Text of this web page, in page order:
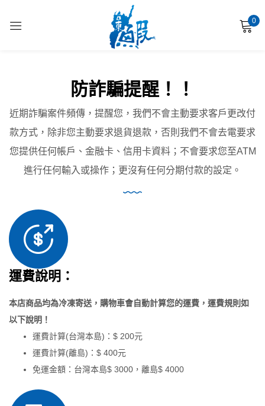
0
防詐騙提醒！！
近期詐騙案件頻傳，提醒您，我們不會主動要求客戶更改付
款方式，除非您主動要求退貨退款，否則我們不會去電要求
您提供任何帳戶、金融卡、信用卡資料；不會要求您至ATM
進行任何輸入或操作；更沒有任何分期付款的設定。
運費說明：
本店商品均為冷凍寄送，購物車會自動計算您的運費，運費規則如
以下說明！
運費計算(台灣本島)：$ 200元
運費計算(離島)：$ 400元
免運金額：台灣本島$ 3000，離島$ 4000
登入
使用您的社交帳號登錄